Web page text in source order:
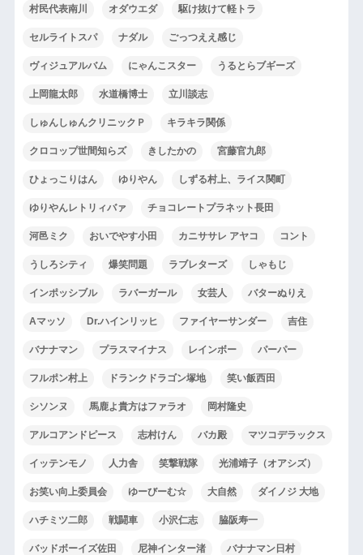
村民代表南川 オダウエダ 駆け抜けて軽トラ
セルライトスパ ナダル ごっつええ感じ
ヴィジュアルバム にゃんこスター うるとらブギーズ
上岡龍太郎 水道橋博士 立川談志
しゅんしゅんクリニックＰ キラキラ関係
クロコップ世間知らズ きしたかの 宮藤官九郎
ひょっこりはん ゆりやん しずる村上、ライス関町
ゆりやんレトリィバァ チョコレートプラネット長田
河邑ミク おいでやす小田 カニササレ アヤコ コント
うしろシティ 爆笑問題 ラブレターズ しゃもじ
インポッシブル ラバーガール 女芸人 バターぬりえ
Aマッソ Dr.ハインリッヒ ファイヤーサンダー 吉住
バナナマン プラスマイナス レインボー パーパー
フルポン村上 ドランクドラゴン塚地 笑い飯西田
シソンヌ 馬鹿よ貴方はファラオ 岡村隆史
アルコアンドピース 志村けん バカ殿 マツコデラックス
イッテンモノ 人力舎 笑撃戦隊 光浦靖子（オアシズ）
お笑い向上委員会 ゆーびーむ☆ 大自然 ダイノジ 大地
ハチミツ二郎 戦闘車 小沢仁志 脇阪寿一
バッドボーイズ佐田 尼神インター渚 バナナマン日村